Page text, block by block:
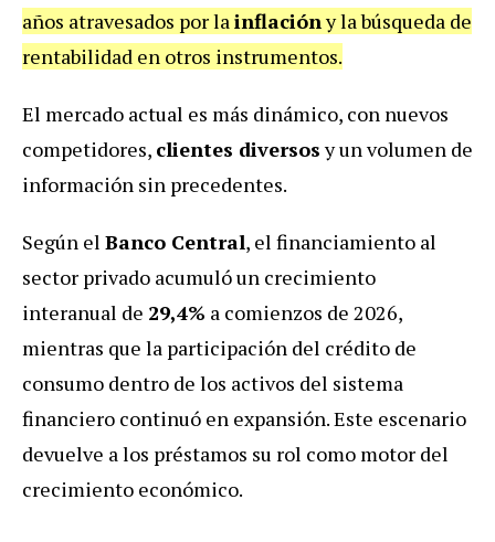
años atravesados por lainflacióny la búsqueda de
rentabilidad en otros instrumentos.
El mercado actual es más dinámico, con nuevos
competidores, clientes diversosy un volumen de
información sin precedentes.
Según el Banco Central, el financiamiento al
sector privado acumuló un crecimiento
interanual de 29,4% a comienzos de 2026,
mientras que la participación del crédito de
consumo dentro de los activos del sistema
financiero continuó en expansión. Este escenario
devuelve a los préstamos su rol como motor del
crecimiento económico.